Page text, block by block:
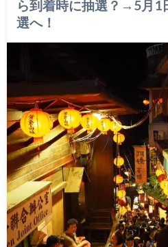
ら到着時に抽選？→5月1
選へ！